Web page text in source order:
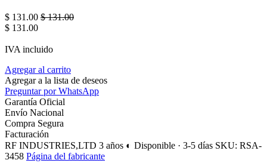
$ 131.00 $131.00
$ 131.00
IVA incluido
Agregar al carrito
Agregar a la lista de deseos
Preguntar por WhatsApp
Garantía Oficial
Envío Nacional
Compra Segura
Facturación
RF INDUSTRIES,LTD 3 años ◐ Disponible · 3-5 días SKU: RSA-
3458 Página del fabricante